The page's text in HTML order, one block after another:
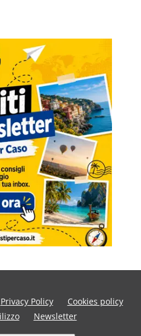
Privacy Policy
Cookies policy
Newsletter